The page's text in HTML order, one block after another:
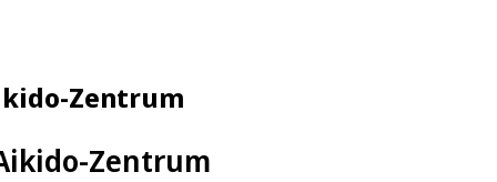
Zentrum
Zentrum